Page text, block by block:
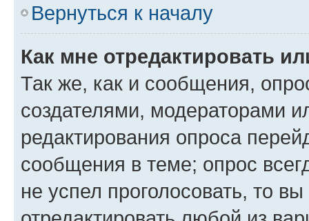
Вернуться к началу
Как мне отредактировать
Так же, как и сообщения,
создателями, модераторами
редактирования опроса
сообщения в теме; опрос
не успел проголосовать, то